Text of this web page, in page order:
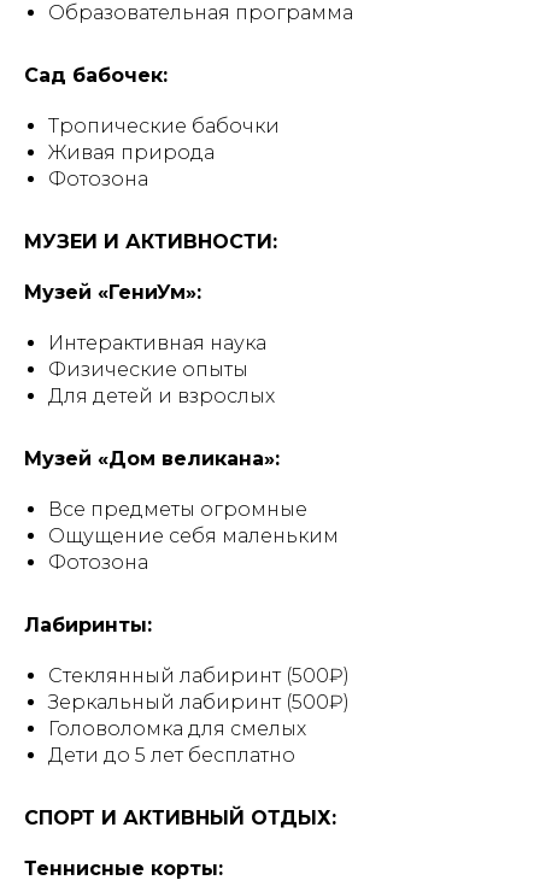
Образовательная программа
Сад бабочек:
Тропические бабочки
Живая природа
Фотозона
МУЗЕИ И АКТИВНОСТИ:
Музей «ГениУм»:
Интерактивная наука
Физические опыты
Для детей и взрослых
Музей «Дом великана»:
Все предметы огромные
Ощущение себя маленьким
Фотозона
Лабиринты:
Стеклянный лабиринт (500₽)
Зеркальный лабиринт (500₽)
Головоломка для смелых
Дети до 5 лет бесплатно
СПОРТ И АКТИВНЫЙ ОТДЫХ:
Теннисные корты: